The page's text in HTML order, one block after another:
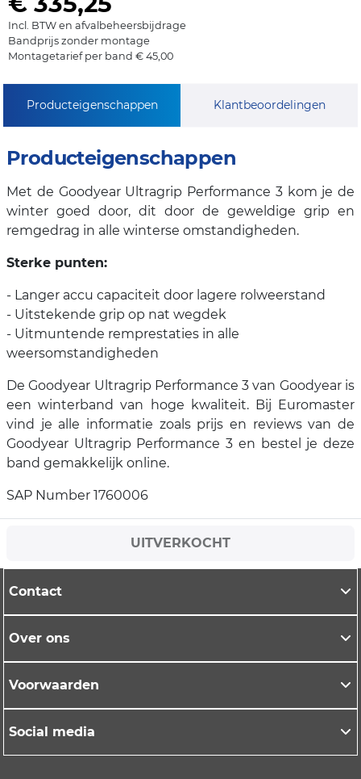
Incl. BTW en afvalbeheersbijdrage
Bandprijs zonder montage
Montagetarief per band € 45,00
Producteigenschappen Klantbeoordelingen
Producteigenschappen
Met de Goodyear Ultragrip Performance 3 kom je de
winter goed door, dit door de geweldige grip en
remgedrag in alle winterse omstandigheden.
Sterke punten:
- Langer accu capaciteit door lagere rolweerstand
- Uitstekende grip op nat wegdek
- Uitmuntende remprestaties in alle
weersomstandigheden
De Goodyear Ultragrip Performance 3 van Goodyear is
een winterband van hoge kwaliteit. Bij Euromaster
vind je alle informatie zoals prijs en reviews van de
Goodyear Ultragrip Performance 3 en bestel je deze
band gemakkelijk online.
SAP Number 1760006
UITVERKOCHT
Contact
Over ons
Voorwaarden
Social media